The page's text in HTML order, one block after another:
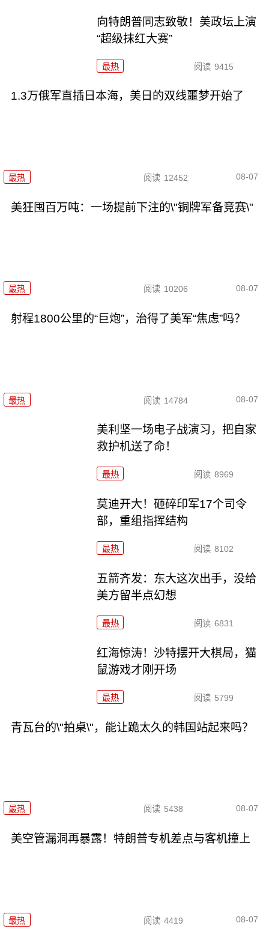
向特朗普同志致敬！美政坛上演
“超级抹红大赛”
最热 阅读 9415
1.3万俄军直插日本海，美日的双线噩梦开始了
最热 阅读 12452 08-07
美狂囤百万吨：一场提前下注的\"铜牌军备竞赛\"
最热 阅读 10206 08-07
射程1800公里的“巨炮”，治得了美军“焦虑”吗？
最热 阅读 14784 08-07
美利坚一场电子战演习，把自家
救护机送了命！
最热 阅读 8969
莫迪开大！砸碎印军17个司令
部，重组指挥结构
最热 阅读 8102
五箭齐发：东大这次出手，没给
美方留半点幻想
最热 阅读 6831
红海惊涛！沙特摆开大棋局，猫
鼠游戏才刚开场
最热 阅读 5799
青瓦台的\"拍桌\"，能让跪太久的韩国站起来吗？
最热 阅读 5438 08-07
美空管漏洞再暴露！特朗普专机差点与客机撞上
最热 阅读 4419 08-07